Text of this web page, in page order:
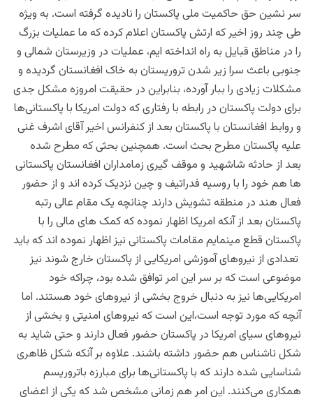
سر نشین حق حاکمیت ملی پاکستان را نادیده گرفته است. به ویژه
طی چند روز اخیر که ارتش پاکستان اعلام کرده که ما عملیات بزرگ
را در مناطق قبایل به راه انداخته ایم، عملیات در وزیرستان شمالی و
جنوبی باعث سرا زیر شدن تروریستان به خاک افغانستان گردیده و
مشکلات زیادی را ببار آورده، بنابراین در حقیقت امروزه مشکل جدی
برای دولت پاکستان در رابطه با رفتاری که دولت امریکا با پاکستانی‌ها
و روابط افغانستان با پاکستان بعد از کنفرانس اخیر آقای اشرف غنی
علیه پاکستان مطرح بحث است. همچنین بحثی که مطرح شده
بعد از حادثه شاشهید و موقف گیری زمامداران افغانستان پاکستانی
ها هم خود را با روسیه فدراتیف و چین نزدیک کرده اند و از حضور
فعال هند در منطقه تشویش دارند چنانچه یک مقام عالی رتبه
پاکستان بعد از آنکه امریکا اظهار نموده که کمک های مالی را با
پاکستان قطع مینمایم مقامات پاکستانی نیز اظهار نموده اند که باید
تعدادی از نیروهای آموزشی امریکایی از پاکستان خارج شوند نیز
موضوعی است که بر سر این امر توافق شده بود، چراکه خود
امریکایی‌ها نیز به دنبال خروج بخشی از نیروهای خود هستند. اما
آنچه که مورد توجه است،این است که نیروهای امنیتی و بخشی از
نیروهای سیای امریکا در پاکستان حضور فعال دارند و حتی شاید به
شکل ناشناس هم حضور داشته باشند. علاوه بر آنکه شکل ظاهری
شناسایی شده دارند که با پاکستانی‌ها برای مبارزه باتروریسم
همکاری می‌کنند. این امر هم زمانی مشخص شد که یکی از اعضای